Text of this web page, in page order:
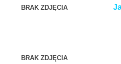
BRAK ZDJĘCIA
BRAK ZDJĘCIA